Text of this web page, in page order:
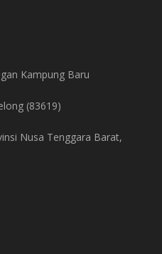
Kampung Baru
(83619)
Nusa Tenggara Barat,